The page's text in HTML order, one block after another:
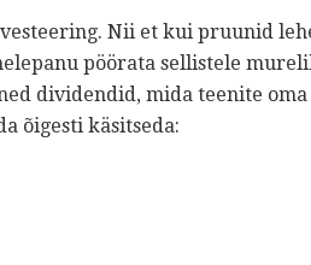
Nii et kui pruunid
pöörata sellistele
dividendid, mida teenite
õigesti käsitseda: